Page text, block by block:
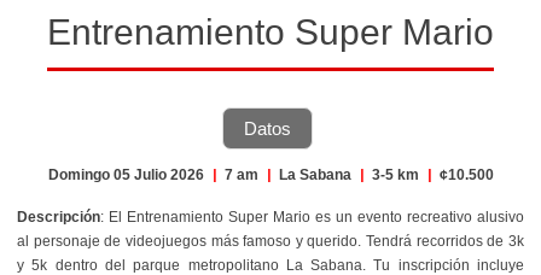
Entrenamiento Super Mario
Datos
Domingo 05 Julio 2026 | 7 am | La Sabana | 3-5 km | ¢10.500
Descripción: El Entrenamiento Super Mario es un evento recreativo alusivo
al personaje de videojuegos más famoso y querido. Tendrá recorridos de 3k
y 5k dentro del parque metropolitano La Sabana. Tu inscripción incluye